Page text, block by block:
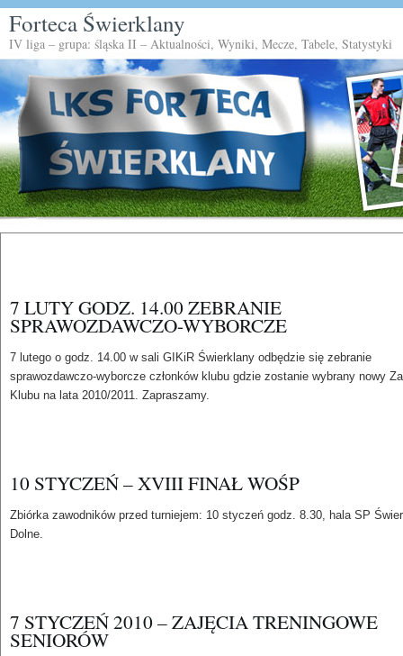
Forteca Świerklany
IV liga – grupa: śląska II – Aktualności, Wyniki, Mecze, Tabele, Statystyki
7 LUTY GODZ. 14.00 ZEBRANIE
SPRAWOZDAWCZO-WYBORCZE
7 lutego o godz. 14.00 w sali GIKiR Świerklany odbędzie się zebranie
sprawozdawczo-wyborcze członków klubu gdzie zostanie wybrany nowy
Klubu na lata 2010/2011. Zapraszamy.
10 STYCZEŃ – XVIII FINAŁ WOŚP
Zbiórka zawodników przed turniejem: 10 styczeń godz. 8.30, hala SP
Dolne.
7 STYCZEŃ 2010 – ZAJĘCIA TRENINGOWE
SENIORÓW